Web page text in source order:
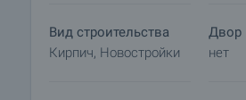
Вид строительства
Кирпич, Новостройки
Двор
нет